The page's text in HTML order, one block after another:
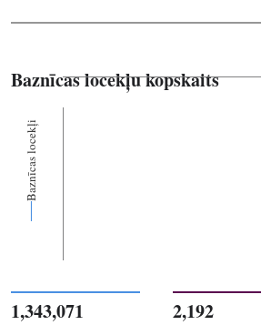
Baznīcas locekļu kopskaits
Baznīcas locekļi
1,343,071 2,192